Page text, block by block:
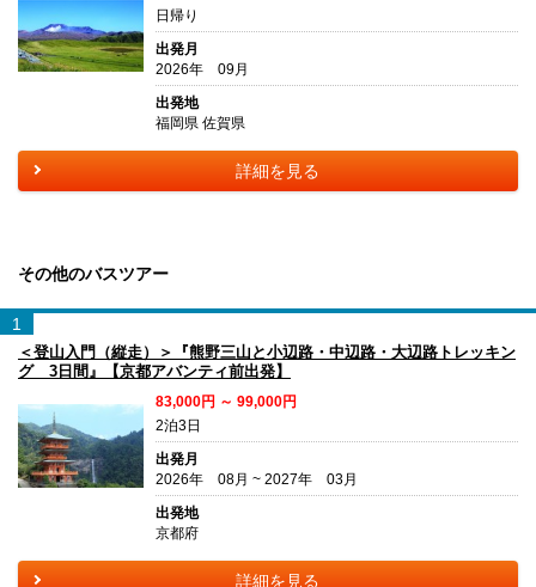
日帰り
出発月
2026年 09月
出発地
福岡県 佐賀県
詳細を見る
その他のバスツアー
1
＜登山入門（縦走）＞『熊野三山と小辺路・中辺路・大辺路トレッキン
グ 3日間』【京都アバンティ前出発】
83,000円 ～ 99,000円
2泊3日
出発月
2026年 08月 ~ 2027年 03月
出発地
京都府
詳細を見る